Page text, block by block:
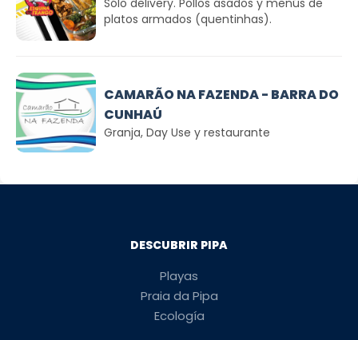
platos armados (quentinhas).
CAMARÃO NA FAZENDA - BARRA DO
CUNHAÚ
Granja, Day Use y restaurante
DESCUBRIR PIPA
Playas
Praia da Pipa
Ecología